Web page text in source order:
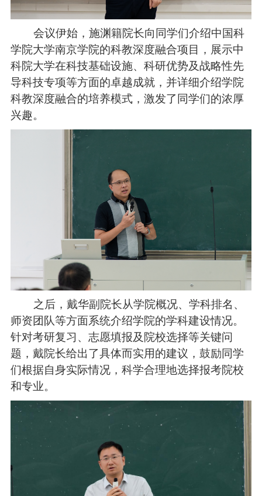
会议伊始， 施渊籍院长向同学们介绍中国科
学院大学南京学院的科教深度融合项目
，展示中
科院大学在科技基础设施、科研优势及战略性先
导科技专项等方面的卓越成就， 并详细介绍学院
科教深度融合的培养模式，激发了同学们的浓厚
兴趣。
之后，戴华副 院长从学院概况、学科排名、
师资团队等方面系统介绍学院的学科建设情况。
针对考研复习、志愿填报及 院校选择等关键问
题，戴院长给出了具体而实用的建议，鼓励同学
们根据自身实际情况，科学合理地选择报考院校
和专业。